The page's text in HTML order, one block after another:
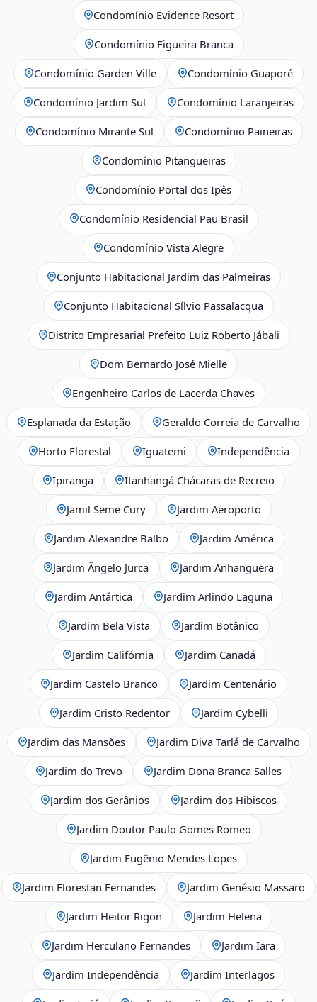
Condomínio Evidence Resort
Condomínio Figueira Branca
Condomínio Garden Ville Condomínio Guaporé
Condomínio Jardim Sul Condomínio Laranjeiras
Condomínio Mirante Sul Condomínio Paineiras
Condomínio Pitangueiras
Condomínio Portal dos Ipês
Condomínio Residencial Pau Brasil
Condomínio Vista Alegre
Conjunto Habitacional Jardim das Palmeiras
Conjunto Habitacional Sílvio Passalacqua
Distrito Empresarial Prefeito Luiz Roberto Jábali
Dom Bernardo José Mielle
Engenheiro Carlos de Lacerda Chaves
Esplanada da Estação Geraldo Correia de Carvalho
Horto Florestal Iguatemi Independência
Ipiranga Itanhangá Chácaras de Recreio
Jamil Seme Cury Jardim Aeroporto
Jardim Alexandre Balbo Jardim América
Jardim Ângelo Jurca Jardim Anhanguera
Jardim Antártica Jardim Arlindo Laguna
Jardim Bela Vista Jardim Botânico
Jardim Califórnia Jardim Canadá
Jardim Castelo Branco Jardim Centenário
Jardim Cristo Redentor Jardim Cybelli
Jardim das Mansões Jardim Diva Tarlá de Carvalho
Jardim do Trevo Jardim Dona Branca Salles
Jardim dos Gerânios Jardim dos Hibiscos
Jardim Doutor Paulo Gomes Romeo
Jardim Eugênio Mendes Lopes
Jardim Florestan Fernandes Jardim Genésio Massaro
Jardim Heitor Rigon Jardim Helena
Jardim Herculano Fernandes Jardim Iara
Jardim Independência Jardim Interlagos